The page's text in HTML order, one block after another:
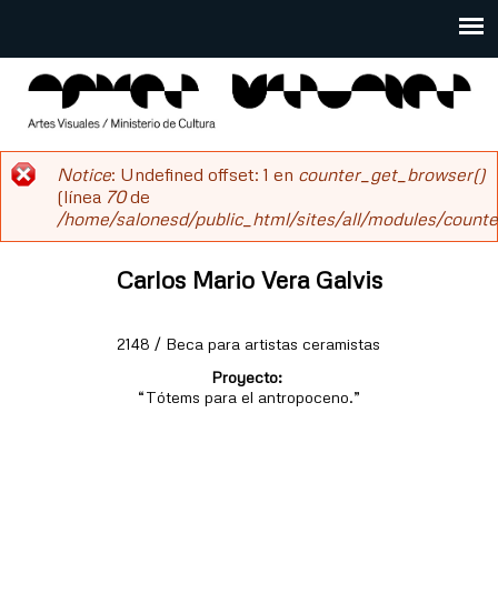
Main
menu
al
contenido
principal
salonesdeartistas
Mensaje
de
Notice: Undefined offset: 1 en counter_get_browser()
(línea 70de
/home/salonesd/public_html/sites/all/modules/
Carlos Mario Vera Galvis
2148 / Beca para artistas ceramistas
Proyecto:
“Tótems para el antropoceno.”